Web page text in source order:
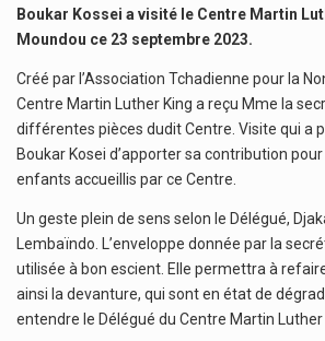
Boukar Kossei a visité le Centre Martin
Moundou ce 23 septembre 2023.
Créé par l’Association Tchadienne pour la
Centre Martin Luther King a reçu Mme la
différentes pièces dudit Centre. Visite qui a
Boukar Kosei d’apporter sa contribution
enfants accueillis par ce Centre.
Un geste plein de sens selon le Délégué,
Lembaïndo. L’enveloppe donnée par la
utilisée à bon escient. Elle permettra à
ainsi la devanture, qui sont en état de
entendre le Délégué du Centre Martin Luther